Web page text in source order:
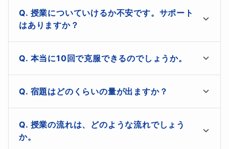
どの単元でつまずいているのか、
知識不足なのか、考え方の使い方で止まっているのか
その場しのぎで問題を解くだけではなく、
「なぜその答えになるのか」
「どう考えると次も自分で解けるのか」
を大切にしながら進めるので、苦手な単元でも理解の土台
から作り直すことができます。
授業についていけるか不安です。サポート
はありますか？
授業外でもチャット無制限・24時間対応です！分からな
い箇所は別途動画でも解説しておりますので、より深く
理解できます。
本当に10回で克服できるのでしょうか。
サポートは授業中だけでなく、授業後においても行いま
す。毎日の学習管理からサポートしますので、苦手分野
から逃げることがありません。
また、宿題や授業での不明点は、いつでもチャットで質
問自由です！
宿題はどのくらいの量が出ますか？
授業後に、数問の演習問題を出します。一日単位で出題
しますので、授業で学んだ内容を復習し、理解を定着さ
せることができます。チャットにて提出いただき、私の
授業の流れは、どのような流れでしょう
か。